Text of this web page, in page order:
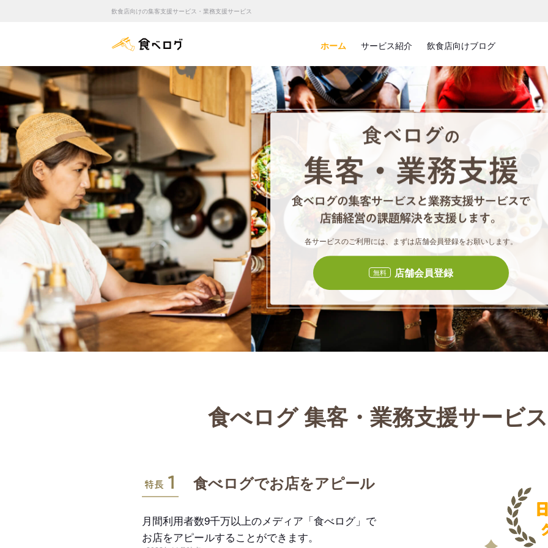
飲食店向けの集客支援サービス・業務支援サービス
ホーム サービス紹介 飲食店向けブログ
食べロ
各サービスのご利用には、まずは店舗会員登録をお願いします。
無料 店舗会員登録
食べログ 集客・業務支援サービ
特長1
食べログでお店をアピール
月間利用者数9千万以上のメディア「食べログ」で
お店をアピールすることができます。